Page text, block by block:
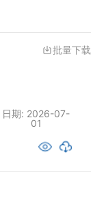
批量下载
日期: 2026-07-
01